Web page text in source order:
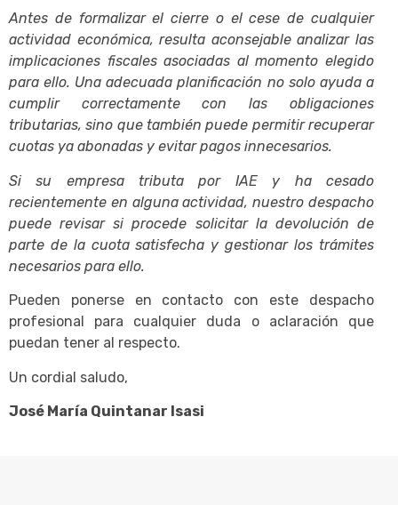
Antes de formalizar el cierre o el cese de cualquier
actividad económica, resulta aconsejable analizar las
implicaciones fiscales asociadas al momento elegido
para ello. Una adecuada planificación no solo ayuda a
cumplir correctamente con las obligaciones
tributarias, sino que también puede permitir recuperar
cuotas ya abonadas y evitar pagos innecesarios.
Si su empresa tributa por IAE y ha cesado
recientemente en alguna actividad, nuestro despacho
puede revisar si procede solicitar la devolución de
parte de la cuota satisfecha y gestionar los trámites
necesarios para ello.
Pueden ponerse en contacto con este despacho
profesional para cualquier duda o aclaración que
puedan tener al respecto.
Un cordial saludo,
José María Quintanar Isasi